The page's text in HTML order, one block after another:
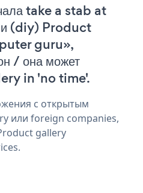
take a stab at
(diy) Product
guru»,
/ она может
in 'no time'.
с открытым
или foreign companies,
gallery